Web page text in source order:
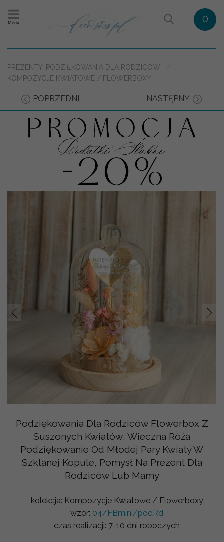
Menu 0
PREZENTY, PODZIĘKOWANIA DLA RODZICÓW
KOMPOZYCJE KWIATOWE / FLOWERBOXY
POPRZEDNI NASTĘPNY
-
Prev
Podziękowania Dla Rodziców Flowerbox Z
Suszonych Kwiatów, Wieczna Róża
Podziękowanie Od Młodej Pary Kwiaty W
Szklanej Kopule, Pomysł Na Prezent Dla
Rodziców Lub Mamy
kolekcja: Kompozycje Kwiatowe / Flowerboxy
wzór: 04/FBmini/podRd
czas realizacji: 7-10 dni roboczych